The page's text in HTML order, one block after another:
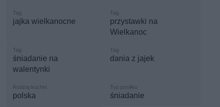
jajka wielkanocne
przystawki na
Wielkanoc
śniadanie na
walentynki
dania z jajek
polska śniadanie